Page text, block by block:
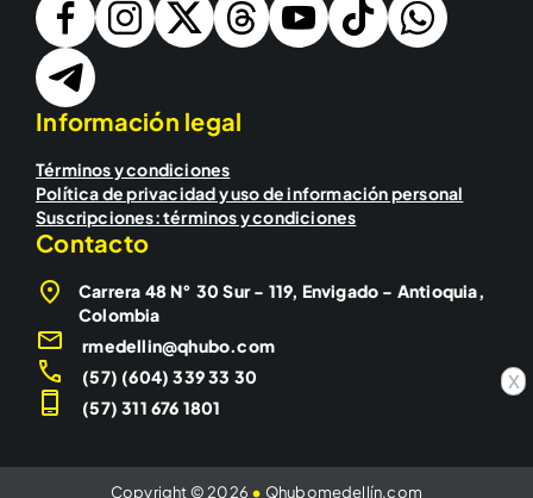
x
Información legal
Términos y condiciones
Política de privacidad y uso de información personal
Suscripciones: términos y condiciones
Contacto
Carrera 48 N° 30 Sur - 119, Envigado - Antioquia,
Colombia
rmedellin@qhubo.com
(57) (604) 339 33 30
(57) 311 676 1801
Copyright © 2026 • Qhubomedellín.com